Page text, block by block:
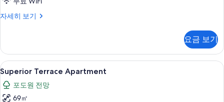
자세히 보기
Apartment
보
기
요금 보기
Superior
Terrace
Apartment
Superior Terrace Apartment | 저자극
9
Superior Terrace Apartment
포도원 전망
69㎡